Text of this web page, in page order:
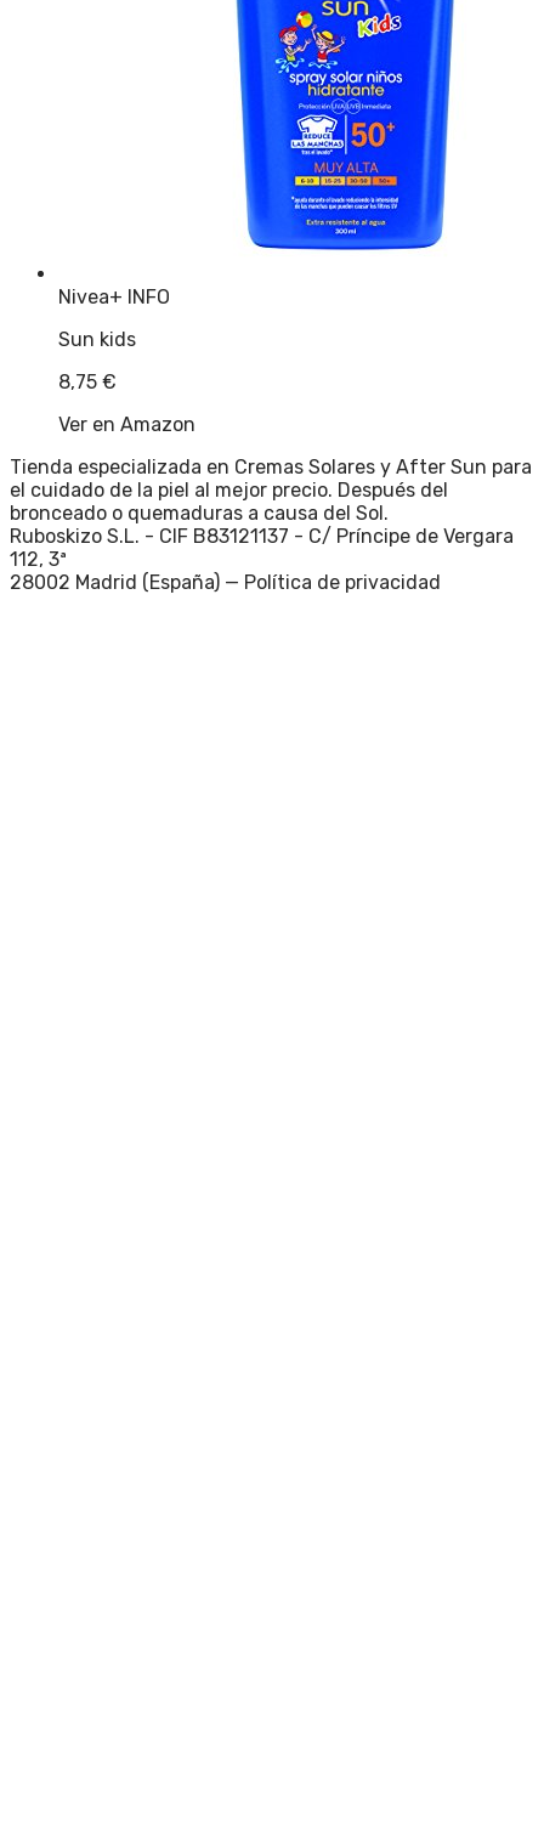
Nivea+ INFO
Sun kids
8,75 €
Ver en Amazon
Tienda especializada en Cremas Solares y After Sun para
el cuidado de la piel al mejor precio. Después del
bronceado o quemaduras a causa del Sol.
Ruboskizo S.L. - CIF B83121137 - C/ Príncipe de Vergara
112, 3ª
28002 Madrid (España) — Política de privacidad